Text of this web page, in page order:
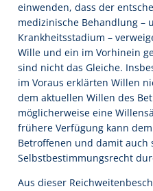
einwenden, dass der
medizinische Behandlung –
Krankheitsstadium –
Wille und ein im Vorhinein
sind nicht das Gleiche.
im Voraus erklärten Willen
dem aktuellen Willen des
möglicherweise eine
frühere Verfügung kann
Betroffenen und damit auch
Selbstbestimmungsrecht
Aus dieser